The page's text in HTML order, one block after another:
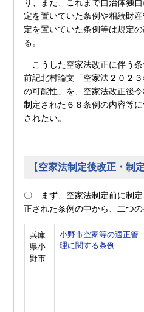
り、また、これまで自治体独
定を置いていた条例や相続財
定を置いていた条例等は規定
る。
こうした空家法改正に伴う
前記北村論文「空家法２０２
の可能性」を、空家法改正後
制定された６８条例の内容等
されたい。
【空家法制定後改正・制
〇 まず、空家法制定前に制定
正された条例の中から、二つの
兵庫
県小
野市
小野市空家等の適正管
理に関する条例